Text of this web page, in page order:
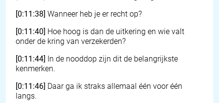
[0:11:38] Wanneer heb je er recht op?
[0:11:40] Hoe hoog is dan de uitkering en wie valt
onder de kring van verzekerden?
[0:11:44] In de nooddop zijn dit de belangrijkste
kenmerken.
[0:11:46] Daar ga ik straks allemaal één voor één
langs.